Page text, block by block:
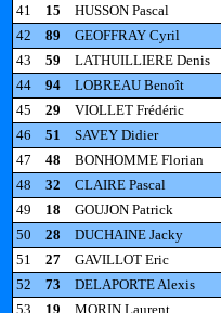
41
15 HUSSON Pascal
42
89 GEOFFRAY Cyril
43
59 LATHUILLIERE Denis
44
94 LOBREAU Benoît
45
29 VIOLLET Frédéric
46
51 SAVEY Didier
47
48 BONHOMME Florian
48
32 CLAIRE Pascal
49
18 GOUJON Patrick
50
28 DUCHAINE Jacky
51
27 GAVILLOT Eric
52
73 DELAPORTE Alexis
53
19 MORIN Laurent